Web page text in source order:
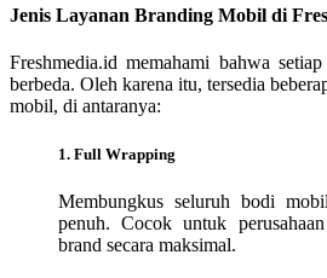
Jenis Layanan Branding Mobil di
Freshmedia.id memahami bahwa
berbeda. Oleh karena itu, tersedia
mobil, di antaranya:
1. Full Wrapping
Membungkus seluruh bodi
penuh. Cocok untuk
brand secara maksimal.